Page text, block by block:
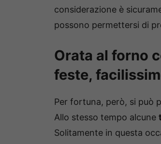
considerazione è
possono permettersi di
Orata al forno
feste,
Per fortuna, però, si può
Allo stesso tempo alcune
Solitamente in questa